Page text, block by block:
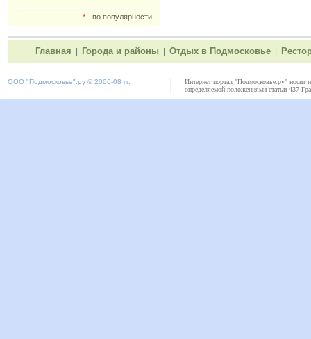
*- по популярности
Главная Города и районы Отдых в Подмосковье
ООО "Подмосковье" .ру © 2006-08 гг.
Интернет портал "Подмосковье.ру" носит
определяемой положениями статьи 437